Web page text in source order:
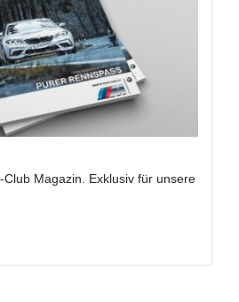
Club Magazin. Exklusiv für unsere